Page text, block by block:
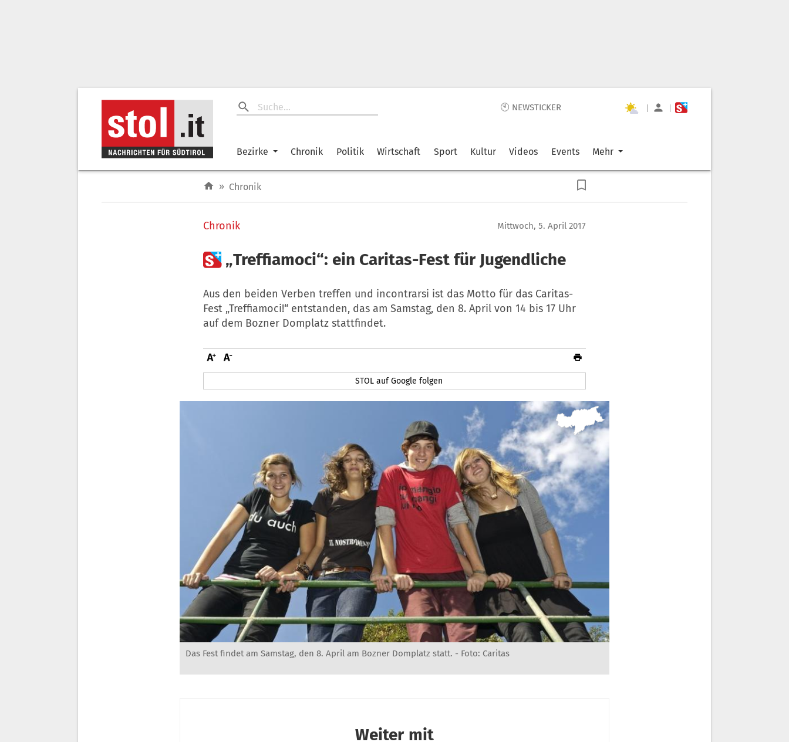
🕙 NEWSTICKER | |
Bezirke Chronik Politik Wirtschaft Sport Kultur Videos Events Mehr
» Chronik
Chronik Mittwoch, 5. April 2017
 „Treffiamoci“: ein Caritas-Fest für Jugendliche
Aus den beiden Verben treffen und incontrarsi ist das Motto für das Caritas-
Fest „Treffiamoci!“ entstanden, das am Samstag, den 8. April von 14 bis 17 Uhr
auf dem Bozner Domplatz stattfindet.
STOL auf Google folgen
Das Fest findet am Samstag, den 8. April am Bozner Domplatz statt. - Foto: Caritas